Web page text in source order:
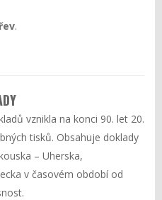
.
vznikla na konci 90. let 20.
tisků. Obsahuje doklady
– Uherska,
v časovém období od